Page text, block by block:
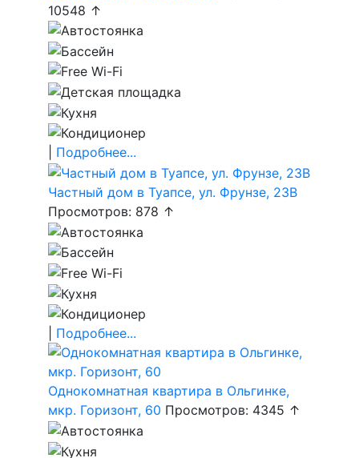
10548 ↑
Подробнее...
Частный дом в Туапсе, ул. Фрунзе, 23В
Просмотров: 878 ↑
Подробнее...
Однокомнатная квартира в Ольгинке,
мкр. Горизонт, 60 Просмотров: 4345 ↑